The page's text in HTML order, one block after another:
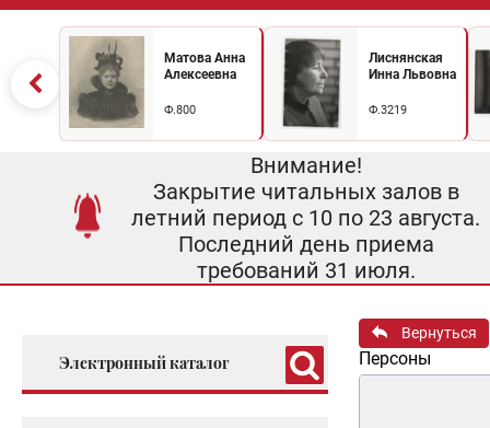
Матова Анна
Алексеевна
Ф.800
Лиснянская
Инна Львовна
Ф.3219
Внимание!
Закрытие читальных залов в
летний период с 10 по 23 августа.
Последний день приема
требований 31 июля.
Электронный каталог
Вернуться
Персоны